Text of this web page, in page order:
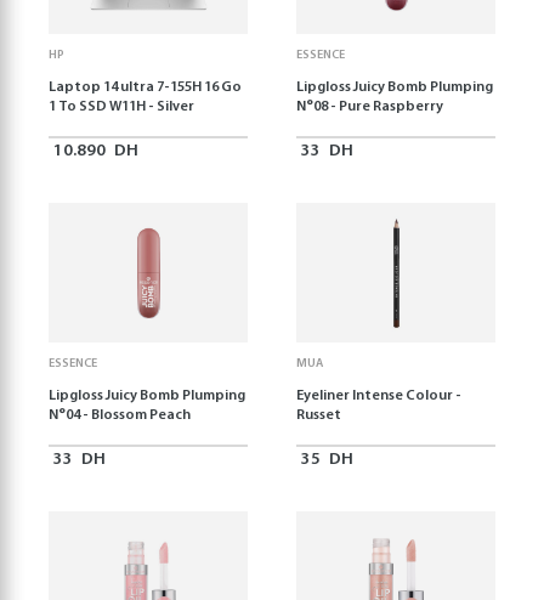
HP
Laptop 14 ultra 7-155H 16 Go
1 To SSD W11H - Silver
10.890 DH
ESSENCE
Lipgloss Juicy Bomb Plumping
N°08 - Pure Raspberry
33 DH
ESSENCE
Lipgloss Juicy Bomb Plumping
N°04 - Blossom Peach
33 DH
MUA
Eyeliner Intense Colour -
Russet
35 DH